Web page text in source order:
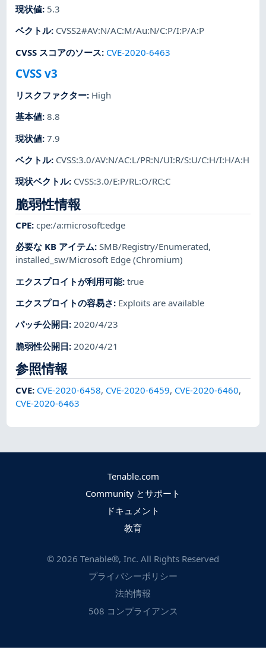
現状値: 5.3
ベクトル: CVSS2#AV:N/AC:M/Au:N/C:P/I:P/A:P
CVSS スコアのソース: CVE-2020-6463
CVSS v3
リスクファクター: High
基本値:8.8
現状値:7.9
ベクトル: CVSS:3.0/AV:N/AC:L/PR:N/UI:R/S:U/C:H/I:H/A:H
現状ベクトル: CVSS:3.0/E:P/RL:O/RC:C
脆弱性情報
CPE:cpe:/a:microsoft:edge
必要な KB アイテム:SMB/Registry/Enumerated,
installed_sw/Microsoft Edge (Chromium)
エクスプロイトが利用可能:true
エクスプロイトの容易さ: Exploits are available
パッチ公開日:2020/4/23
脆弱性公開日: 2020/4/21
参照情報
CVE: CVE-2020-6458, CVE-2020-6459, CVE-2020-6460,
CVE-2020-6463
Tenable.com
Community とサポート
ドキュメント
教育
© 2026 Tenable®, Inc. All Rights Reserved
プライバシーポリシー
法的情報
508 コンプライアンス